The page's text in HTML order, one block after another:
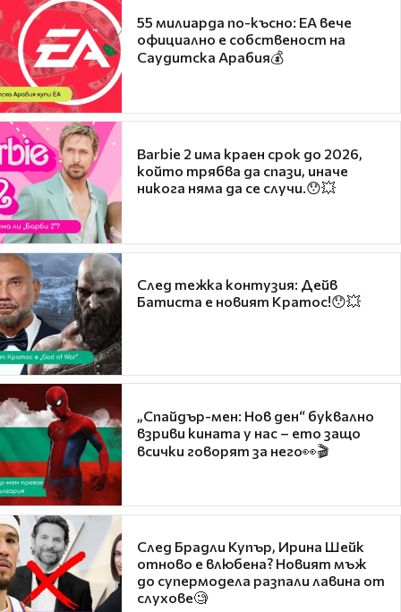
55 милиарда по-късно: EA вече
официално е собственост на
Саудитска Арабия💰
Barbie 2 има краен срок до 2026,
който трябва да спази, иначе
никога няма да се случи.😯💥
След тежка контузия: Дейв
Батиста е новият Кратос!😯💥
„Спайдър-мен: Нов ден“ буквално
взриви кината у нас – ето защо
всички говорят за него👀🎬
След Брадли Купър, Ирина Шейк
отново е влюбена? Новият мъж
до супермодела разпали лавина от
слухове🧐